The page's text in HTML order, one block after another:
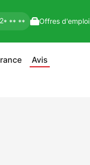
* ** ** Offres d'emploi
Avis